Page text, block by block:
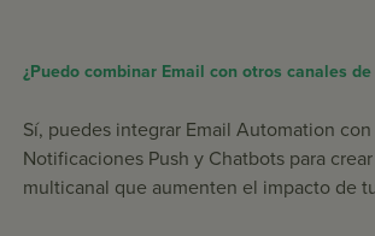
¿Puedo combinar Email con otros canales
Sí, puedes integrar Email Automation con
Notificaciones Push y Chatbots para
multicanal que aumenten el impacto de